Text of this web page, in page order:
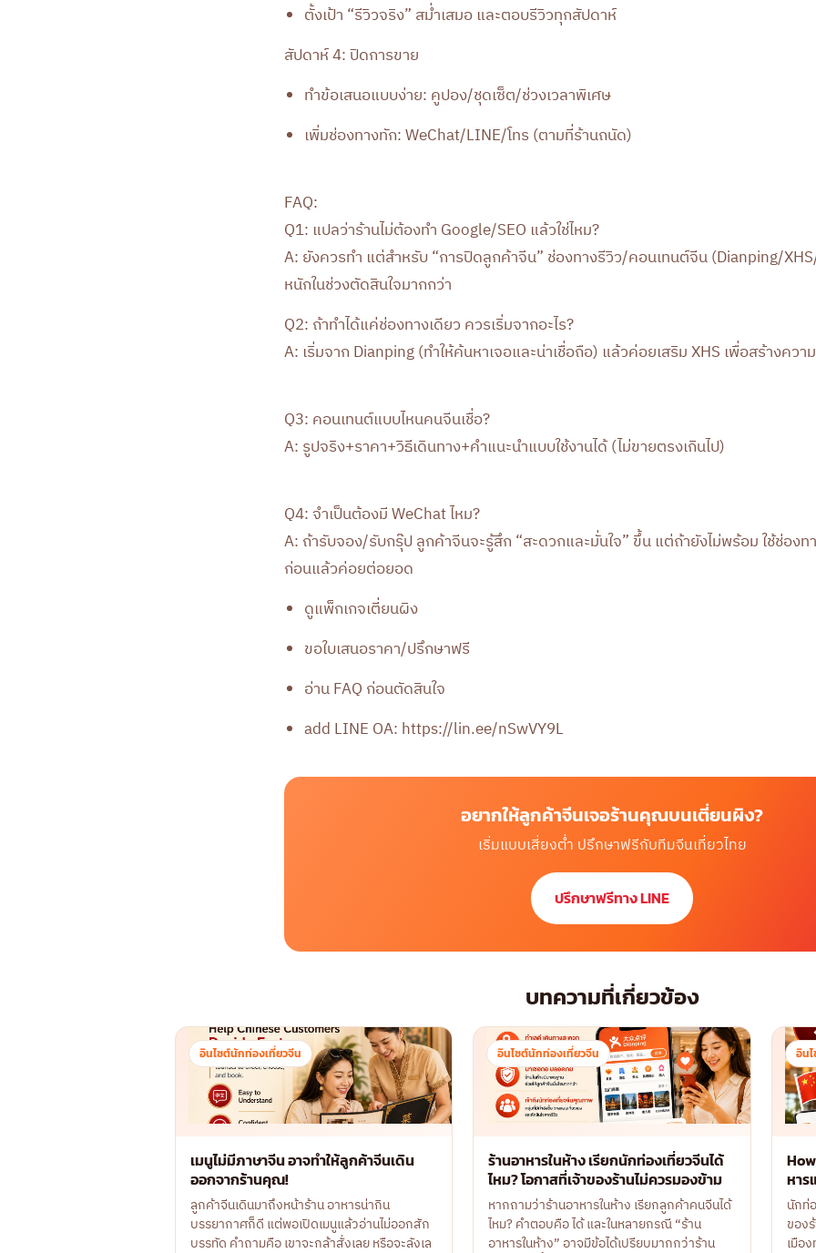
ตั้งเป้า “รีวิวจริง” สม่ำเสมอ และตอบรีวิวทุกสัปดาห์
สัปดาห์ 4: ปิดการขาย
ทำข้อเสนอแบบง่าย: คูปอง/ชุดเซ็ต/ช่วงเวลาพิเศษ
เพิ่มช่องทางทัก: WeChat/LINE/โทร (ตามที่ร้านถนัด)
FAQ:
Q1: แปลว่าร้านไม่ต้องทำ Google/SEO แล้วใช่ไหม?
A: ยังควรทำ แต่สำหรับ “การปิดลูกค้าจีน” ช่องทางรีวิว/คอนเทนต์จีน (Dianping/
หนักในช่วงตัดสินใจมากกว่า
Q2: ถ้าทำได้แค่ช่องทางเดียว ควรเริ่มจากอะไร?
A: เริ่มจาก Dianping (ทำให้ค้นหาเจอและน่าเชื่อถือ) แล้วค่อยเสริม XHS เพื่อสร้างควา
Q3: คอนเทนต์แบบไหนคนจีนเชื่อ?
A: รูปจริง+ราคา+วิธีเดินทาง+คำแนะนำแบบใช้งานได้ (ไม่ขายตรงเกินไป)
Q4: จำเป็นต้องมี WeChat ไหม?
A: ถ้ารับจอง/รับกรุ๊ป ลูกค้าจีนจะรู้สึก “สะดวกและมั่นใจ” ขึ้น แต่ถ้ายังไม่พร้อม ใช้ช่องท
ก่อนแล้วค่อยต่อยอด
ดูแพ็กเกจเตี่ยนผิง
ขอใบเสนอราคา/ปรึกษาฟรี
อ่าน FAQ ก่อนตัดสินใจ
add LINE OA: https://lin.ee/nSwVY9L
อยากให้ลูกค้าจีนเจอร้านคุณบนเตี่ยนผิง?
เริ่มแบบเสี่ยงต่ำ ปรึกษาฟรีกับทีมจีนเที่ยวไทย
ปรึกษาฟรีทาง LINE
บทความที่เกี่ยวข้อง
อินไซต์นักท่องเที่ยวจีน
เมนูไม่มีภาษาจีน อาจทำให้ลูกค้าจีนเดิน
ออกจากร้านคุณ!
ลูกค้าจีนเดินมาถึงหน้าร้าน อาหารน่ากิน
บรรยากาศก็ดี แต่พอเปิดเมนูแล้วอ่านไม่ออกสัก
บรรทัด คำถามคือ เขาจะกล้าสั่งเลย หรือจะลังเล
อินไซต์นักท่องเที่ยวจีน
ร้านอาหารในห้าง เรียกนักท่องเที่ยวจีนได้
ไหม? โอกาสที่เจ้าของร้านไม่ควรมองข้าม
หากถามว่าร้านอาหารในห้าง เรียกลูกค้าคนจีนได้
ไหม? คำตอบคือ ได้ และในหลายกรณี “ร้าน
อาหารในห้าง” อาจมีข้อได้เปรียบมากกว่าร้าน
อิน
หาร
นักท่
ของ
เมือ